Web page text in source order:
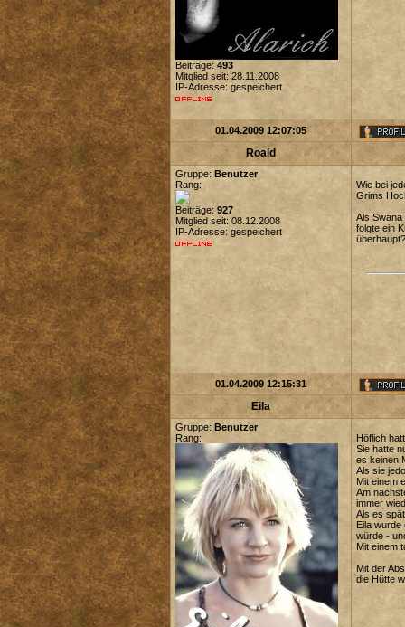
Beiträge: 493
Mitglied seit: 28.11.2008
IP-Adresse: gespeichert
01.04.2009 12:07:05
Roald
Gruppe: Benutzer
Rang:
Beiträge: 927
Mitglied seit: 08.12.2008
IP-Adresse: gespeichert
Wie bei
Grims
Als
folgte ein
01.04.2009 12:15:31
Eila
Gruppe: Benutzer
Rang:
Höflich
Sie hatte
es keinen
Als sie
Mit einem
Am
immer
Als es
Eila wurde
würde -
Mit einem
Mit der
die Hütte